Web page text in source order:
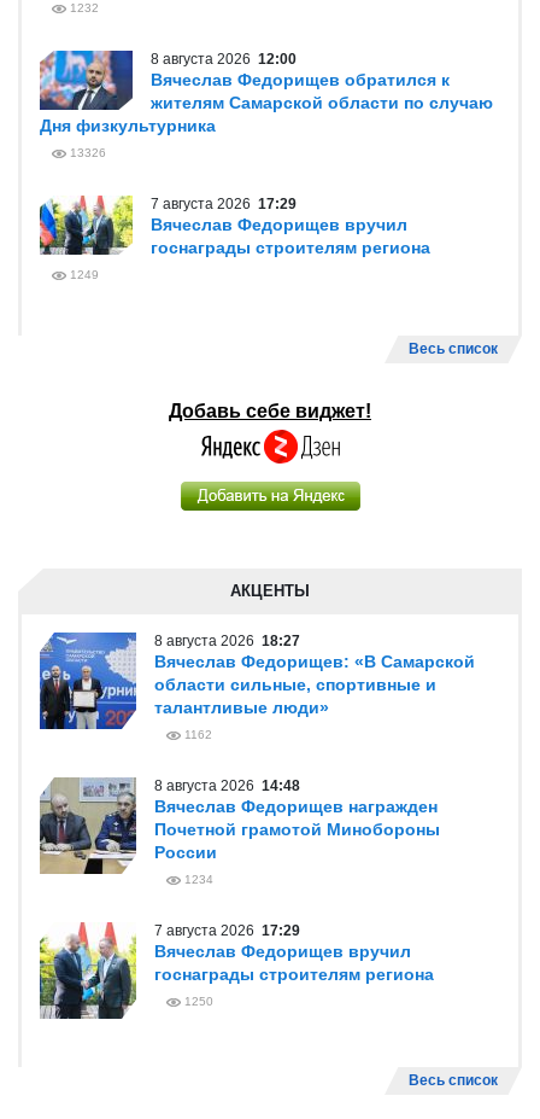
1232
8 августа 2026 12:00
Вячеслав Федорищев обратился к
жителям Самарской области по случаю
Дня физкультурника
13326
7 августа 2026 17:29
Вячеслав Федорищев вручил
госнаграды строителям региона
1249
Весь список
Добавь себе виджет!
АКЦЕНТЫ
8 августа 2026 18:27
Вячеслав Федорищев: «В Самарской
области сильные, спортивные и
талантливые люди»
1162
8 августа 2026 14:48
Вячеслав Федорищев награжден
Почетной грамотой Минобороны
России
1234
7 августа 2026 17:29
Вячеслав Федорищев вручил
госнаграды строителям региона
1250
Весь список